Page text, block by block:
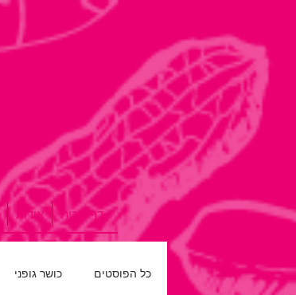
דף הבית אודות
כל הפוסטים כושר גופני